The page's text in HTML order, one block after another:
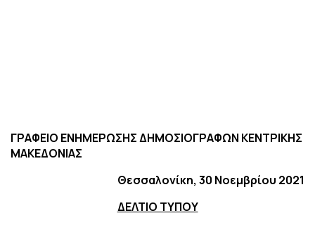
ΓΡΑΦΕΙΟ ΕΝΗΜΕΡΩΣΗΣ ΔΗΜΟΣΙΟΓΡΑΦΩΝ ΚΕΝΤΡΙΚΗΣ
ΜΑΚΕΔΟΝΙΑΣ
Θεσσαλονίκη, 30 Νοεμβρίου 2021
ΔΕΛΤΙΟ ΤΥΠΟΥ